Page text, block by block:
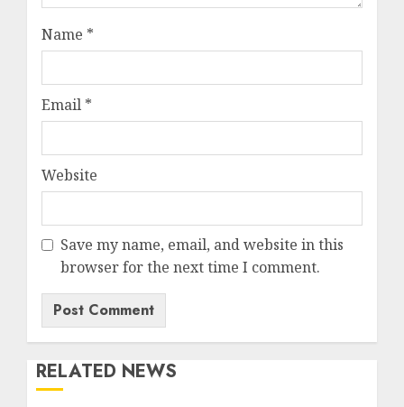
Name *
Email *
Website
Save my name, email, and website in this
browser for the next time I comment.
RELATED NEWS